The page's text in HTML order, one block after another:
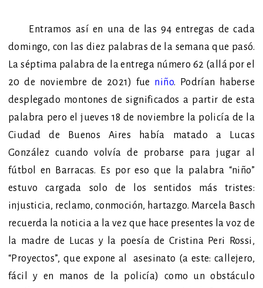
Entramos así en una de las 94 entregas de cada
domingo, con las diez palabras de la semana que pasó.
La séptima palabra de la entrega número 62 (allá por el
20 de noviembre de 2021) fue niño. Podrían haberse
desplegado montones de significados a partir de esta
palabra pero el jueves 18 de noviembre la policía de la
Ciudad de Buenos Aires había matado a Lucas
González cuando volvía de probarse para jugar al
fútbol en Barracas. Es por eso que la palabra “niño”
estuvo cargada solo de los sentidos más tristes:
injusticia, reclamo, conmoción, hartazgo. Marcela Basch
recuerda la noticia a la vez que hace presentes la voz de
la madre de Lucas y la poesía de Cristina Peri Rossi,
“Proyectos”, que expone a l asesinato (a este: callejero,
fácil y en manos de la policía) como un obstáculo